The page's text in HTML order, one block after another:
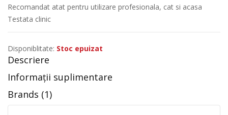
Recomandat atat pentru utilizare profesionala, cat si acasa
Testata clinic
Disponiblitate: Stoc epuizat
Descriere
Informații suplimentare
Brands (1)